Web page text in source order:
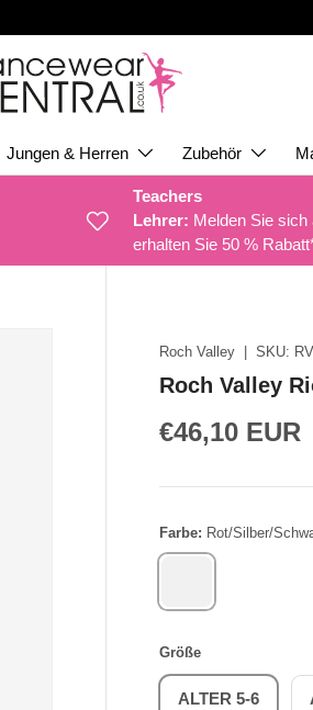
Jungen & Herren Zubehör
Teachers
Lehrer: Melden Sie sich
erhalten Sie 50 %
Roch Valley |SKU:
Roch Valley
€46,10 EUR
Farbe: Rot/Silber/
Größe
ALTER 5-6